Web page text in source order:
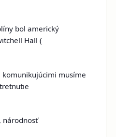
bol americký
Hall (
komunikujúcimi musíme
národnosť